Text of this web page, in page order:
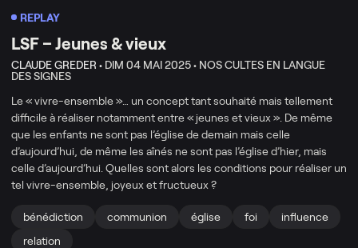
REPLAY
LSF – Jeunes & vieux
CLAUDE GREDER • DIM 04 MAI 2025 • NOS CULTES EN LANGUE
DES SIGNES
Le « vivre-ensemble »… un concept tant souhaité mais tellement
difficile à réaliser notamment entre « jeunes et vieux ». De même
que les enfants ne sont pas l’église de demain mais celle
d’aujourd’hui, de même les aînés ne sont pas l’église d’hier, mais
celle d’aujourd’hui. Quelles sont alors les conditions pour réaliser un
tel vivre-ensemble, joyeux et fructueux ?
bénédiction communion église foi
influence
relation